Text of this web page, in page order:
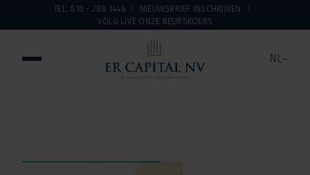
TEL: 010 - 288 1446
NIEUWSBRIEF INSCHRIJVEN
VOLG LIVE ONZE BEURSKOERS
NL